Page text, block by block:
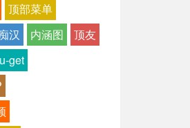
顶部菜单
汉 内涵图
顶友
get